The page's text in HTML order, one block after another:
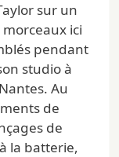
sur un
ici
pendant
studio à
Au
de
de
la batterie,